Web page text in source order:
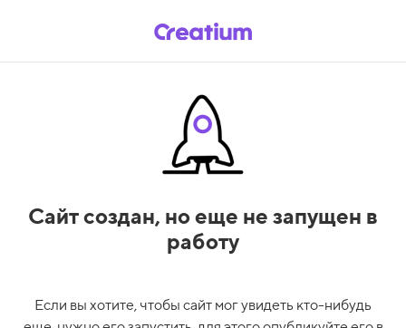
Сайт создан, но еще не запущен в
работу
Если вы хотите, чтобы сайт мог увидеть кто-нибудь